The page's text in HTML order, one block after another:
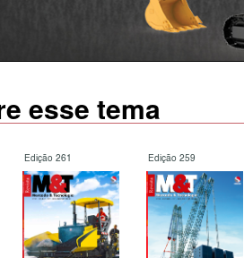
esse tema
Edição 261 Edição 259